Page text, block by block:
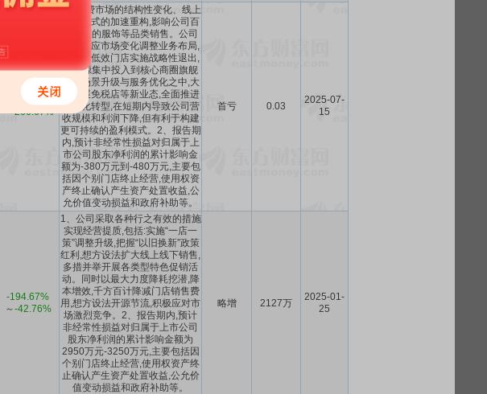
-300%
～-266.67%
1、消费市场的结构性变化、线上
零售模式的加速重构,影响公司百
货业态的服饰等品类销售。公司
主动因应市场变化调整业务布局,
对个别低效门店实施战略性退出,
将资源集中投入到核心商圈旗舰
店的场景升级与服务优化之中,大
力拓展免税店等新业态,全面推进
数智化转型,在短期内导致公司营
收规模和利润下降,但有利于构建
更可持续的盈利模式。2、报告期
内,预计非经常性损益对归属于上
市公司股东净利润的累计影响金
额为-380万元到-480万元,主要包
括因个别门店终止经营,使用权资
产终止确认产生资产处置收益,公
允价值变动损益和政府补助等。
首亏 0.03
2025-07-
15
-194.67%
～-42.76%
1、公司采取各种行之有效的措施
实现经营提质,包括:实施“一店一
策”调整升级,把握“以旧换新”政策
红利,想方设法扩大线上线下销售,
多措并举开展各类型特色促销活
动。同时以最大力度降耗挖潜,降
本增效,千方百计降减门店销售费
用,想方设法开源节流,积极应对市
场激烈竞争。2、报告期内,预计
非经常性损益对归属于上市公司
股东净利润的累计影响金额为
2950万元-3250万元,主要包括因
个别门店终止经营,使用权资产终
止确认产生资产处置收益,公允价
值变动损益和政府补助等。
略增 2127万
2025-01-
25